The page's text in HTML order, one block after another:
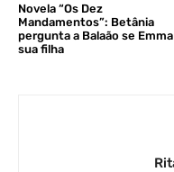
Novela “Os Dez
Mandamentos”: Betânia
pergunta a Balaão se
sua filha